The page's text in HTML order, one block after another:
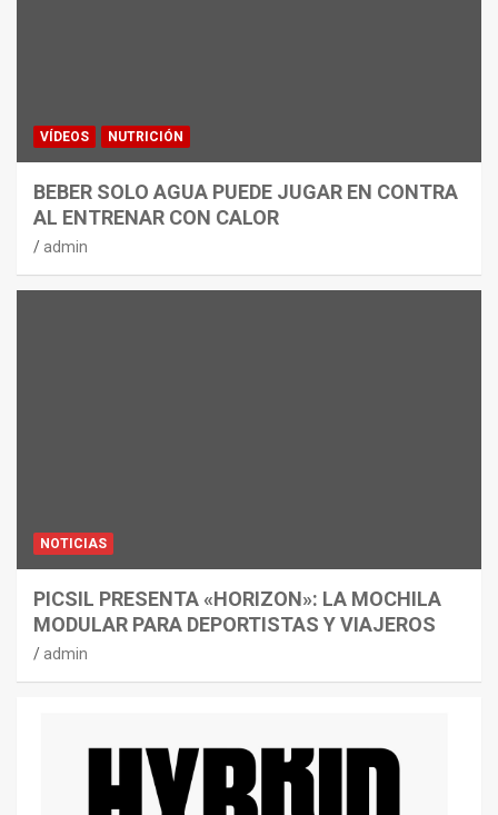
VÍDEOS NUTRICIÓN
BEBER SOLO AGUA PUEDE JUGAR EN CONTRA
AL ENTRENAR CON CALOR
admin
NOTICIAS
PICSIL PRESENTA «HORIZON»: LA MOCHILA
MODULAR PARA DEPORTISTAS Y VIAJEROS
admin